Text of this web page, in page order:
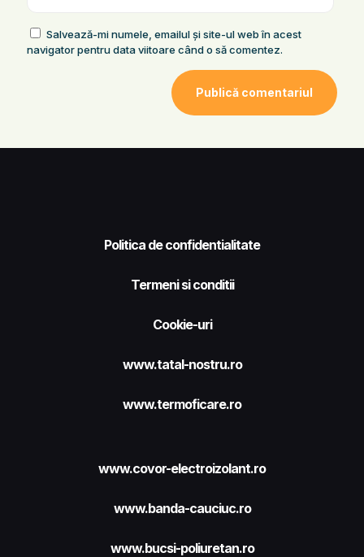
Salvează-mi numele, emailul și site-ul web în acest
navigator pentru data viitoare când o să comentez.
Politica de confidentialitate
Termeni si conditii
Cookie-uri
www.tatal-nostru.ro
www.termoficare.ro
www.covor-electroizolant.ro
www.banda-cauciuc.ro
www.bucsi-poliuretan.ro